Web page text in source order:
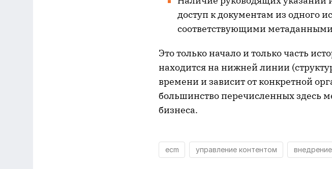
доступ к документам из одного
соответствующими
Это только начало и только часть
находится на нижней линии
времени и зависит от конкретной
большинство перечисленных здесь
бизнеса.
ecm управление контентом внедрение